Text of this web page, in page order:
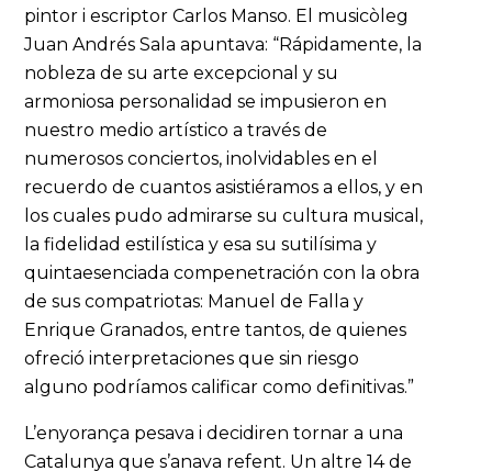
pintor i escriptor Carlos Manso. El musicòleg
Juan Andrés Sala apuntava: “Rápidamente, la
nobleza de su arte excepcional y su
armoniosa personalidad se impusieron en
nuestro medio artístico a través de
numerosos conciertos, inolvidables en el
recuerdo de cuantos asistiéramos a ellos, y en
los cuales pudo admirarse su cultura musical,
la fidelidad estilística y esa su sutilísima y
quintaesenciada compenetración con la obra
de sus compatriotas: Manuel de Falla y
Enrique Granados, entre tantos, de quienes
ofreció interpretaciones que sin riesgo
alguno podríamos calificar como definitivas.”
L’enyorança pesava i decidiren tornar a una
Catalunya que s’anava refent. Un altre 14 de